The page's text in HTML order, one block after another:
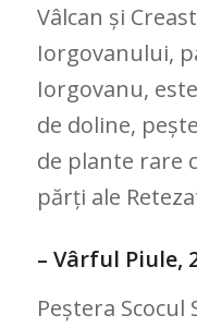
Vâlcan și
Iorgovanului,
Iorgovanu,
de doline,
de plante rare
părți ale
– Vârful Piule,
Peștera Scocul